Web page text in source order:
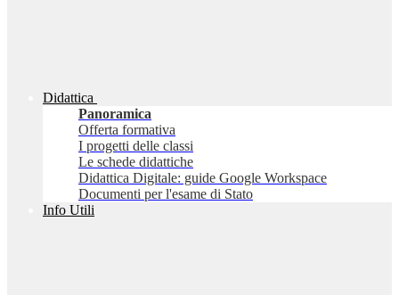
Didattica
Panoramica
Offerta formativa
I progetti delle classi
Le schede didattiche
Didattica Digitale: guide Google Workspace
Documenti per l'esame di Stato
Info Utili